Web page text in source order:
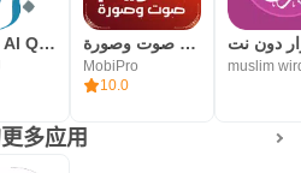
示用户达到的最快速度。
乐性的奖励积分。
Ayat 2 - Al Quran القران الكريم صوت وصورة
MobiPro
10.0
muslim
多应用